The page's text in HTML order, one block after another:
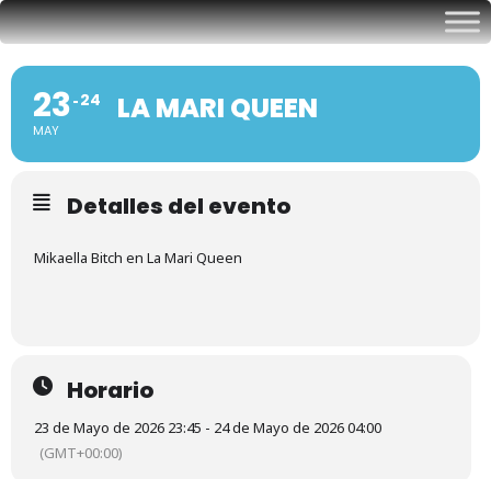
23
MAY
24 LA MARI QUEEN
Detalles del evento
Mikaella Bitch en La Mari Queen
Horario
23 de Mayo de 2026 23:45 - 24 de Mayo de 2026 04:00
(GMT+00:00)